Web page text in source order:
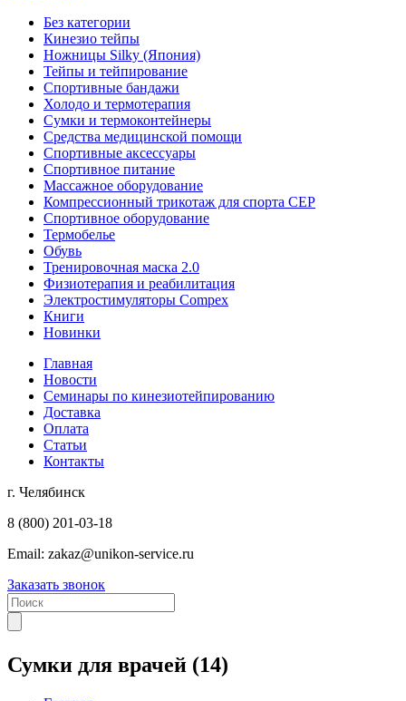
Без категории
Кинезио тейпы
Ножницы Silky (Япония)
Тейпы и тейпирование
Спортивные бандажи
Холодо и термотерапия
Сумки и термоконтейнеры
Средства медицинской помощи
Спортивные аксессуары
Спортивное питание
Массажное оборудование
Компрессионный трикотаж для спорта СЕР
Спортивное оборудование
Термобелье
Обувь
Тренировочная маска 2.0
Физиотерапия и реабилитация
Электростимуляторы Compex
Книги
Новинки
Главная
Новости
Семинары по кинезиотейпированию
Доставка
Оплата
Статьи
Контакты
г. Челябинск
8 (800) 201-03-18
Email: zakaz@unikon-service.ru
Заказать звонок
Сумки для врачей (14)